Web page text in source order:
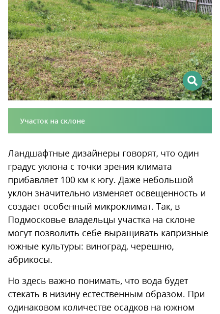
Участок на склоне
Ландшафтные дизайнеры говорят, что один
градус уклона с точки зрения климата
прибавляет 100 км к югу. Даже небольшой
уклон значительно изменяет освещенность и
создает особенный микроклимат. Так, в
Подмосковье владельцы участка на склоне
могут позволить себе выращивать капризные
южные культуры: виноград, черешню,
абрикосы.
Но здесь важно понимать, что вода будет
стекать в низину естественным образом. При
одинаковом количестве осадков на южном